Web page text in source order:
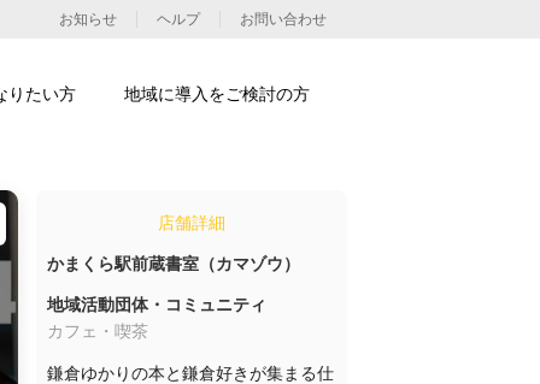
店舗詳細
かまくら駅前蔵書室（カマゾウ）
地域活動団体・コミュニティ
カフェ・喫茶
鎌倉ゆかりの本と鎌倉好きが集まる仕
お知らせ ヘルプ お問い合わせ
りたい方 地域に導入をご検討の方